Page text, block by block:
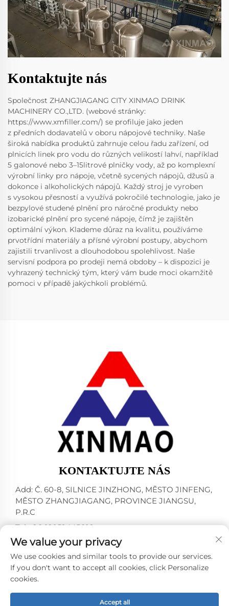
Kontaktujte nás
Společnost ZHANGJIAGANG CITY XINMAO DRINK
MACHINERY CO.,LTD. (webové stránky:
https://www.xmfiller.com/) se profiluje jako jeden
z předních dodavatelů v oboru nápojové techniky. Naše
široká nabídka produktů zahrnuje celou řadu zařízení, od
plnicích linek pro vodu do různých velikostí lahví, například
5 galonové nebo 3–15litrové plničky vody, až po komplexní
výrobní linky pro nápoje, včetně sycených nápojů, džusů a
dokonce i alkoholických nápojů. Každý stroj je vyroben
s vysokou přesností a využívá pokročilé technologie, jako je
bezpylové studené plnění pro náročné produkty nebo
izobarické plnění pro sycené nápoje, čímž je zajištěn
optimální výkon. Klademe důraz na kvalitu, používáme
prvotřídní materiály a přísné výrobní postupy, abychom
zajistili trvanlivost a dlouhodobou spolehlivost. Naše
servisní podpora po prodeji nemá obdoby – k dispozici je
vyhrazený technický tým, který vám bude moci okamžitě
pomoci v případě jakýchkoli problémů.
KONTAKTUJTE NÁS
Add: Č. 60-8, SILNICE JINZHONG, MĚSTO JINFENG,
MĚSTO ZHANGJIAGANG, PROVINCE JIANGSU,
P.R.C
Tel:+86-18952445692
E-mail: [email protected]
Všechna práva vyhrazena © 2024 ZHANGJIAGANG CITY
XINMAO DRINK MACHINERY CO.,LTD. -Zásady
ochrany osobních údajů
We value your privacy
We use cookies and similar tools to provide our services.
If you don't want to accept all cookies, click Personalize
cookies.
Accept all